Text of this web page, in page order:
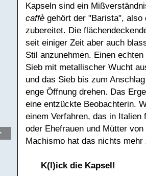
Kapseln sind ein
caffè gehört der "Barista", also
zubereitet. Die
seit einiger Zeit aber auch
Stil anzunehmen. Einen
Sieb mit metallischer Wucht
und das Sieb bis zum
enge Öffnung drehen. Das
eine entzückte Beobachterin.
einem Verfahren, das in
oder Ehefrauen und Mütter
Machismo hat das nichts mehr
K(l)ick die Kapsel!